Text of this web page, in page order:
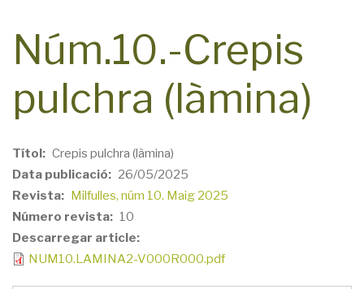
Núm.10.-Crepis
pulchra (làmina)
Títol
Crepis pulchra (làmina)
Data publicació
26/05/2025
Revista
Milfulles, núm 10. Maig 2025
Número revista
10
Descarregar article
NUM10.LAMINA2-V000R000.pdf